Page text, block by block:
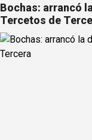
Bochas: arrancó
Tercetos de